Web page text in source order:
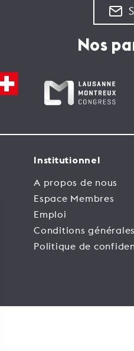
Nos
Institutionnel
A propos de nous
Espace Membres
Emploi
Conditions
Politique de